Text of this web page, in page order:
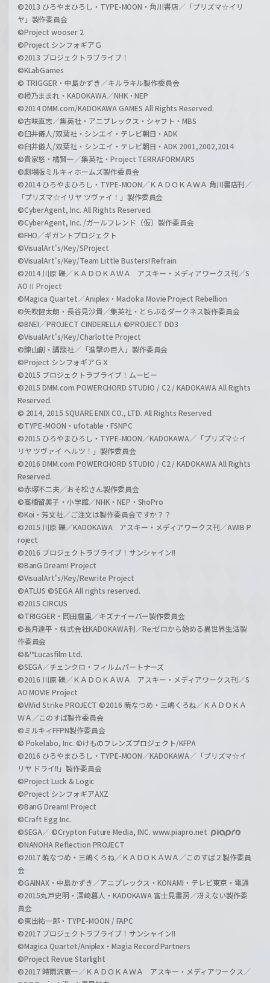
©2013 ひろやまひろし・TYPE-MOON・角川書店／「プリズマ☆イリ
ヤ」製作委員会
©Project wooser 2
©Project シンフォギアＧ
©2013 プロジェクトラブライブ！
©KLabGames
© TRIGGER・中島かずき／キルラキル製作委員会
©橙乃ままれ・KADOKAWA／NHK・NEP
©2014 DMM.com/KADOKAWA GAMES All Rights Reserved.
©古味直志／集英社・アニプレックス・シャフト・MBS
©臼井儀人/双葉社・シンエイ・テレビ朝日・ADK
©臼井儀人/双葉社・シンエイ・テレビ朝日・ADK 2001,2002,2014
©貴家悠・橘賢一／集英社・Project TERRAFORMARS
©劇場版ミルキィホームズ製作委員会
©2014 ひろやまひろし・TYPE-MOON／ＫＡＤＯＫＡＷＡ 角川書店刊／
「プリズマ☆イリヤ ツヴァイ！」製作委員会
©CyberAgent, Inc. All Rights Reserved.
©CyberAgent, Inc. /ガールフレンド（仮）製作委員会
©FHO／ギガントプロジェクト
©VisualArt's/Key/SProject
©VisualArt's/Key/Team Little Busters! Refrain
©2014 川原 礫／ＫＡＤＯＫＡＷＡ アスキー・メディアワークス刊／S
AOⅡ Project
©Magica Quartet／Aniplex・Madoka Movie Project Rebellion
©矢吹健太朗・長谷見沙貴／集英社・とらぶるダークネス製作委員会
©BNEI／PROJECT CINDERELLA ©PROJECT DD3
©VisualArt's/Key/Charlotte Project
©諫山創・講談社／「進撃の巨人」製作委員会
©Project シンフォギアＧＸ
©2015 プロジェクトラブライブ！ムービー
©2015 DMM.com POWERCHORD STUDIO / C2 / KADOKAWA All Rights
Reserved.
© 2014, 2015 SQUARE ENIX CO., LTD. All Rights Reserved.
©TYPE-MOON・ufotable・FSNPC
©2015 ひろやまひろし・TYPE-MOON／KADOKAWA／「プリズマ☆イ
リヤ ツヴァイ ヘルツ！」製作委員会
©2016 DMM.com POWERCHORD STUDIO / C2 / KADOKAWA All Rights
Reserved.
©赤塚不二夫／おそ松さん製作委員会
©高橋留美子・小学館／NHK・NEP・ShoPro
©Koi・芳文社／ご注文は製作委員会ですか？？
©2015 川原 礫／KADOKAWA アスキー・メディアワークス刊／AWIB P
roject
©2016 プロジェクトラブライブ！サンシャイン!!
©BanG Dream! Project
©VisualArt's/Key/Rewrite Project
©ATLUS ©SEGA All rights reserved.
©2015 CIRCUS
©TRIGGER・岡田麿里／キズナイーバー製作委員会
©長月達平・株式会社KADOKAWA刊／Re:ゼロから始める異世界生活製
作委員会
©&™Lucasfilm Ltd.
©SEGA／チェンクロ・フィルムパートナーズ
©2016 川原 礫／ＫＡＤＯＫＡＷＡ アスキー・メディアワークス刊／S
AO MOVIE Project
©ViVid Strike PROJECT ©2016 暁なつめ・三嶋くろね／ＫＡＤＯＫＡ
ＷＡ／このすば製作委員会
©ミルキィFFPN製作委員会
© Pokelabo, Inc. ©けものフレンズプロジェクト/KFPA
©2016 ひろやまひろし・TYPE-MOON／KADOKAWA／「プリズマ☆イ
リヤ ドライ!!」製作委員会
©Project Luck & Logic
©Project シンフォギアAXZ
©BanG Dream! Project
©Craft Egg Inc.
©SEGA／ ©Crypton Future Media, INC. www.piapro.net
©NANOHA Reflection PROJECT
©2017 暁なつめ・三嶋くろね／ＫＡＤＯＫＡＷＡ／このすば２製作委員
会
©GAINAX・中島かずき／アニプレックス・KONAMI・テレビ東京・電通
©2015丸戸史明・深崎暮人・KADOKAWA 富士見書房／冴えない製作委
員会
©東出祐一郎・TYPE-MOON / FAPC
©2017 プロジェクトラブライブ！サンシャイン!!
©Magica Quartet/Aniplex・Magia Record Partners
©Project Revue Starlight
©2017 時雨沢恵一／ＫＡＤＯＫＡＷＡ アスキー・メディアワークス／